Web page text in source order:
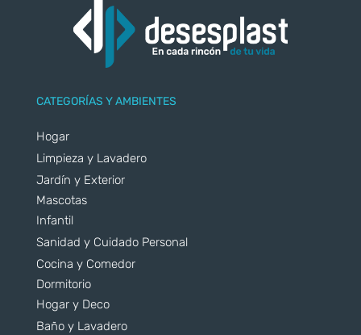
CATEGORÍAS Y AMBIENTES
Hogar
Limpieza y Lavadero
Jardín y Exterior
Mascotas
Infantil
Sanidad y Cuidado Personal
Cocina y Comedor
Dormitorio
Hogar y Deco
Baño y Lavadero